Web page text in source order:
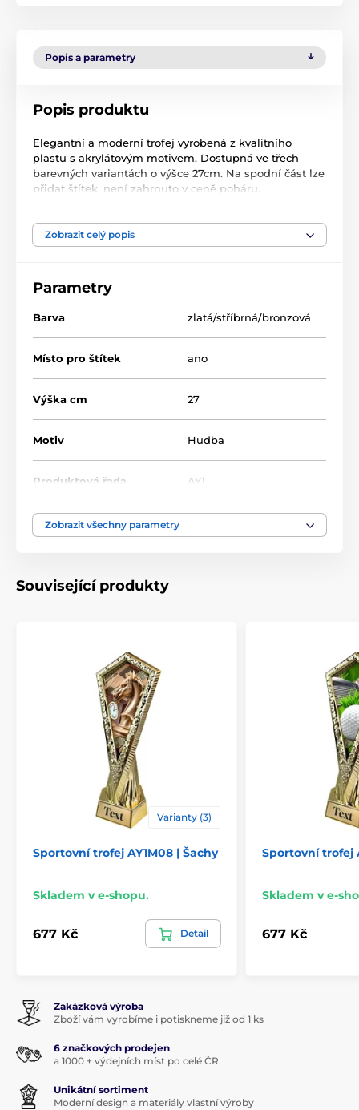
Popis a parametry
Popis produktu
Elegantní a moderní trofej vyrobená z kvalitního
plastu s akrylátovým motivem. Dostupná ve třech
barevných variantách o výšce 27cm. Na spodní část lze
přidat štítek, není zahrnuto v ceně poháru.
Produkt je zařazen v kategoriích
Zobrazit celý popis
Parametry
Barva zlatá/stříbrná/bronzová
Místo pro štítek ano
Výška cm 27
Motiv Hudba
Produktová řada AY1
Typ ocenění
Zobrazit všechny parametry
Související produkty
Varianty (3)
Sportovní trofej AY1M08 | Šachy
Skladem v e-shopu.
677 Kč Detail
Sportovní trofej
Skladem v e-
677 Kč
Zakázková výroba
Zboží vám vyrobíme i potiskneme již od 1 ks
6 značkových prodejen
a 1000 + výdejních míst po celé ČR
Unikátní sortiment
Moderní design a materiály vlastní výroby